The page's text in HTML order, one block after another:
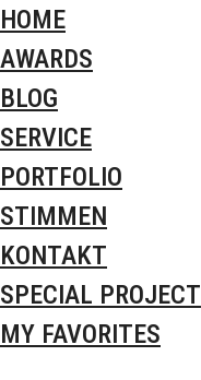
HOME
AWARDS
BLOG
SERVICE
PORTFOLIO
STIMMEN
KONTAKT
SPECIAL PROJECT
MY FAVORITES